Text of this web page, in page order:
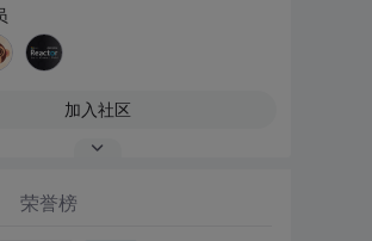
加入社区
荣誉榜